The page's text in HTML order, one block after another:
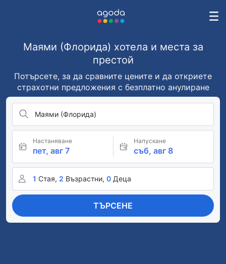
Маями (Флорида) хотела и места за
престой
Потърсете, за да сравните цените и да откриете
страхотни предложения с безплатно анулиране
Маями (Флорида)
Настаняване
пет, авг 7
Напускане
съб, авг 8
1 Стая, 2 Възрастни, 0 Деца
ТЪРСЕНЕ